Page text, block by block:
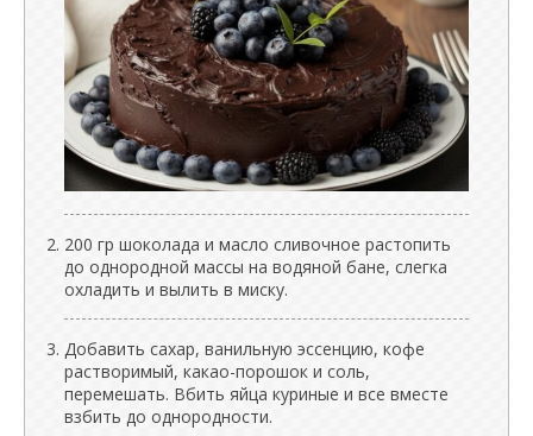
200 гр шоколада и масло сливочное растопить
до однородной массы на водяной бане, слегка
охладить и вылить в миску.
Добавить сахар, ванильную эссенцию, кофе
растворимый, какао-порошок и соль,
перемешать. Вбить яйца куриные и все вместе
взбить до однородности.